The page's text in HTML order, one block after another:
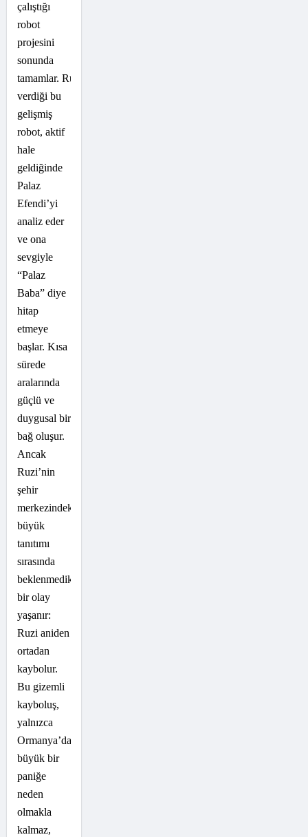
çalıştığı
robot
projesini
sonunda
tamamlar. Ruziadını
verdiği bu
gelişmiş
robot, aktif
hale
geldiğinde
Palaz
Efendi’yi
analiz eder
ve ona
sevgiyle
“Palaz
Baba” diye
hitap
etmeye
başlar. Kısa
sürede
aralarında
güçlü ve
duygusal bir
bağ oluşur.
Ancak
Ruzi’nin
şehir
merkezindeki
büyük
tanıtımı
sırasında
beklenmedik
bir olay
yaşanır:
Ruzi aniden
ortadan
kaybolur.
Bu gizemli
kayboluş,
yalnızca
Ormanya’da
büyük bir
paniğe
neden
olmakla
kalmaz,